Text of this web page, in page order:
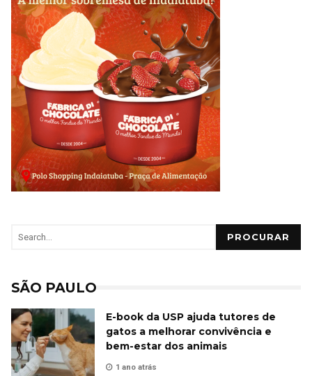
PROCURAR
SÃO PAULO
E-book da USP ajuda tutores de
gatos a melhorar convivência e
bem-estar dos animais
1 ano atrás